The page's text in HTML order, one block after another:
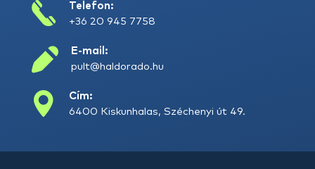
Telefon:
+36 20 945 7758
E-mail:
pult@haldorado.hu
Cím:
6400 Kiskunhalas, Széchenyi út 49.